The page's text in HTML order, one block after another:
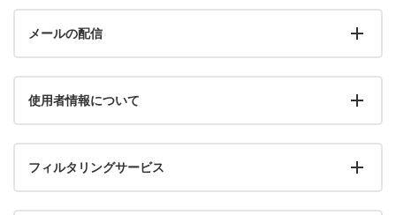
メールの配信
使用者情報について
フィルタリングサービス